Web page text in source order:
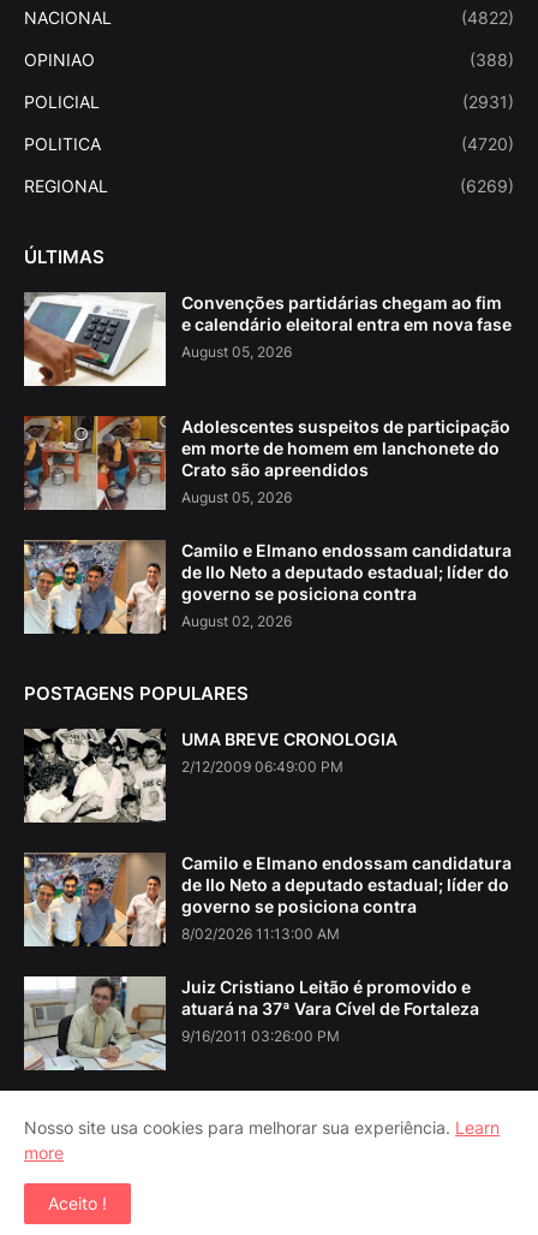
NACIONAL (4822)
OPINIAO (388)
POLICIAL (2931)
POLITICA (4720)
REGIONAL (6269)
ÚLTIMAS
Convenções partidárias chegam ao fim
e calendário eleitoral entra em nova fase
August 05, 2026
Adolescentes suspeitos de participação
em morte de homem em lanchonete do
Crato são apreendidos
August 05, 2026
Camilo e Elmano endossam candidatura
de Ilo Neto a deputado estadual; líder do
governo se posiciona contra
August 02, 2026
POSTAGENS POPULARES
UMA BREVE CRONOLOGIA
2/12/2009 06:49:00 PM
Camilo e Elmano endossam candidatura
de Ilo Neto a deputado estadual; líder do
governo se posiciona contra
8/02/2026 11:13:00 AM
Juiz Cristiano Leitão é promovido e
atuará na 37ª Vara Cível de Fortaleza
9/16/2011 03:26:00 PM
Nosso site usa cookies para melhorar sua experiência. Learn
more
Aceito !